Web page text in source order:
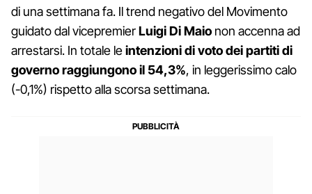
di una settimana fa. Il trend negativo del Movimento
guidato dal vicepremierLuigi Di Maio non accenna ad
arrestarsi. In totale leintenzioni di voto dei partiti di
governo raggiungono il 54,3%, in leggerissimo calo
(-0,1%) rispetto alla scorsa settimana.